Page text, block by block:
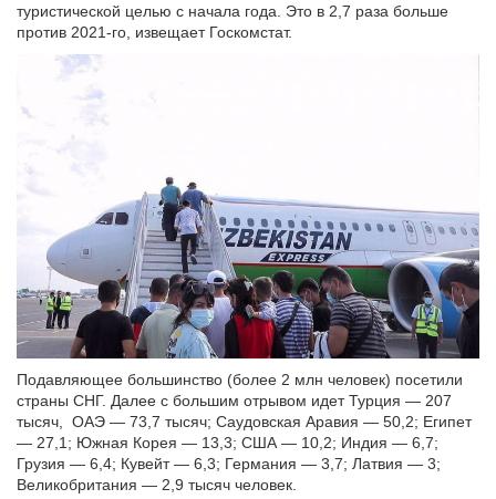
туристической целью с начала года. Это в 2,7 раза больше
против 2021-го, извещает Госкомстат.
Подавляющее большинство (более 2 млн человек) посетили
страны СНГ. Далее с большим отрывом идет Турция — 207
тысяч, ОАЭ — 73,7 тысяч; Саудовская Аравия — 50,2; Египет
— 27,1; Южная Корея — 13,3; США — 10,2; Индия — 6,7;
Грузия — 6,4; Кувейт — 6,3; Германия — 3,7; Латвия — 3;
Великобритания — 2,9 тысяч человек.